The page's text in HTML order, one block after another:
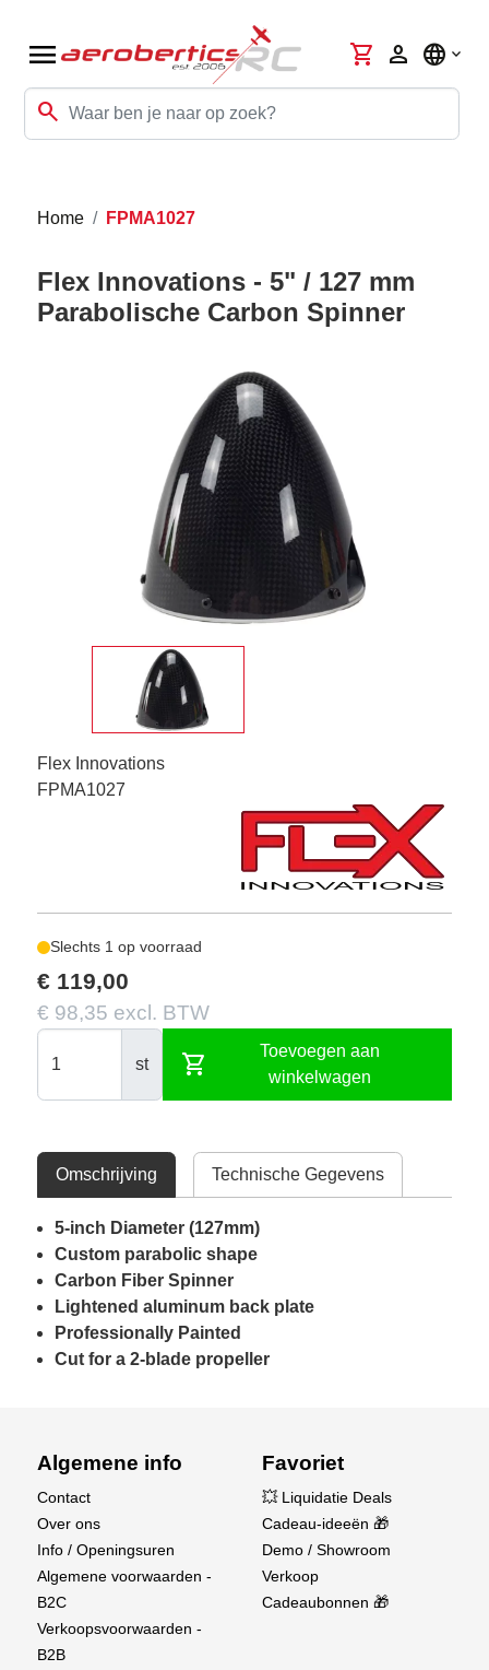
menu
search
shopping_cart person language
Home FPMA1027
Flex Innovations - 5" / 127 mm
Parabolische Carbon Spinner
Flex Innovations
FPMA1027
Slechts 1 op voorraad
€ 119,00
€ 98,35 excl. BTW
st shopping_cart
Toevoegen aan
winkelwagen
Omschrijving Technische Gegevens
5-inch Diameter (127mm)
Custom parabolic shape
Carbon Fiber Spinner
Lightened aluminum back plate
Professionally Painted
Cut for a 2-blade propeller
Algemene info
Contact
Over ons
Info / Openingsuren
Algemene voorwaarden -
B2C
Verkoopsvoorwaarden -
B2B
Favoriet
💥 Liquidatie Deals
Cadeau-ideeën 🎁
Demo / Showroom
Verkoop
Cadeaubonnen 🎁